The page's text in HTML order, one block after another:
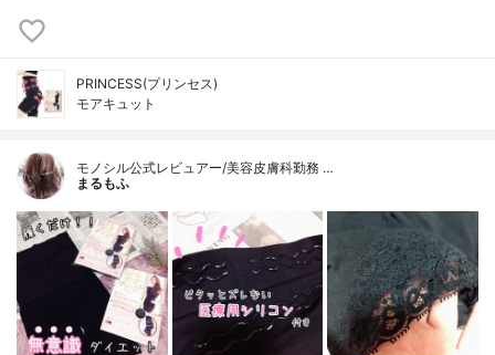
PRINCESS(プリンセス)
モアキュット
モノシル公式レビュアー/美容皮膚科勤務 …
まるもふ